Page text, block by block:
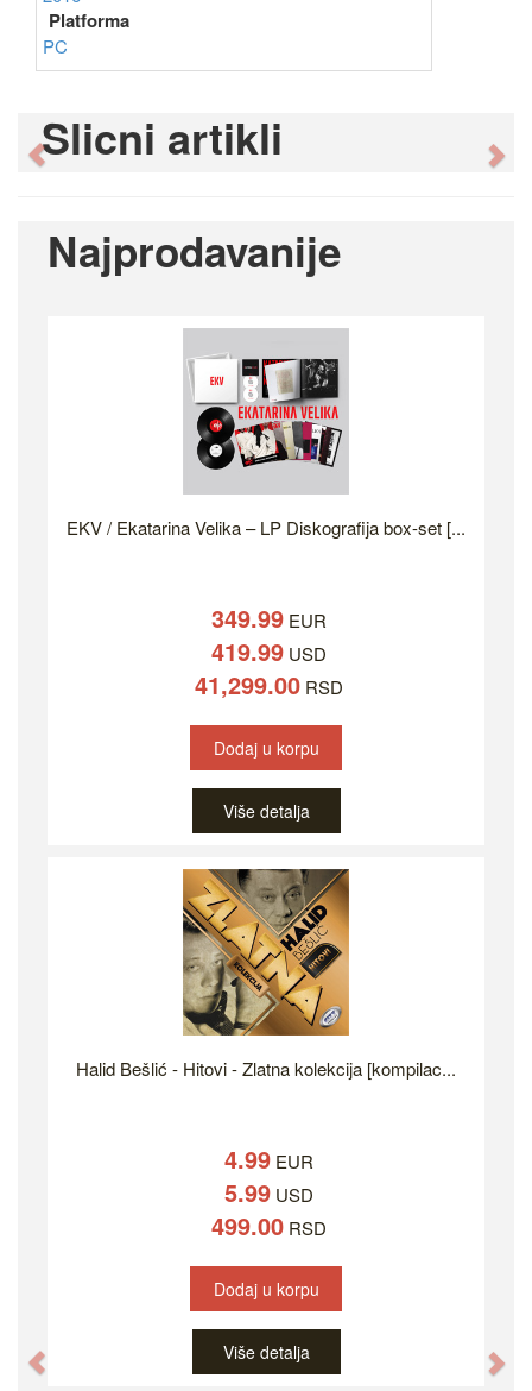
Platforma
PC
Slicni artikli
Previous
Najprodavanije
EKV / Ekatarina Velika – LP Diskografija box-set [...
349.99 EUR
419.99 USD
41,299.00 RSD
Dodaj u korpu
Više detalja
Halid Bešlić - Hitovi - Zlatna kolekcija [kompilac...
4.99 EUR
5.99 USD
499.00 RSD
Dodaj u korpu
Više detalja